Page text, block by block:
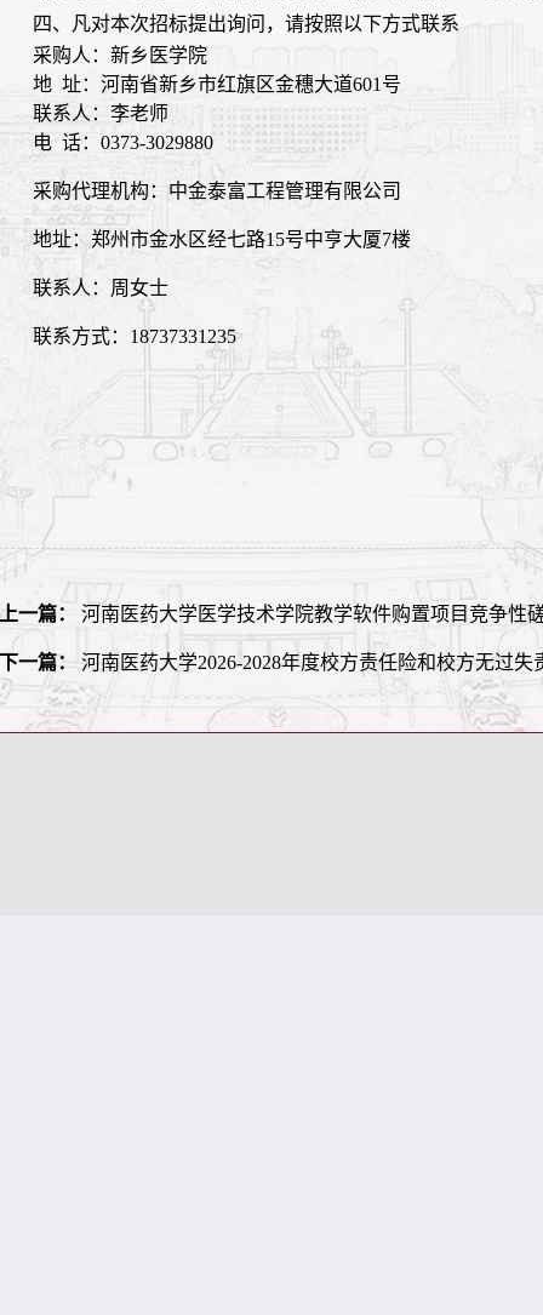
四、凡对本次招标提出询问，请按照以下方式联系
采购人：新乡医学院
地 址：河南省新乡市红旗区金穗大道601号
联系人：李老师
电 话：0373-3029880
采购代理机构：中金泰富工程管理有限公司
地址：郑州市金水区经七路15号中亨大厦7楼
联系人：周女士
联系方式： 18737331235
上一篇： 河南医药大学医学技术学院教学软件购置项目竞争性
下一篇： 河南医药大学2026-2028年度校方责任险和校方无过